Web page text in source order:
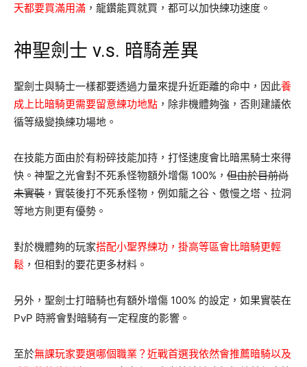
天都要買滿用滿 ，龍鑽能買就買，都可以加快練功速度。
神聖劍士 v.s. 暗騎差異
聖劍士與騎士一樣都要透過力量來提升近距離的命中，因此養
成上比暗騎更需要留意練功地點 ，除非機體夠強，否則建議依
循等級變換練功場地。
在技能方面由於有粉碎技能加持，打怪速度會比暗黑騎士來得
快。神聖之光會對不死系怪物額外增傷 100%， 但由於目前尚
未實裝 ，實裝後打不死系怪物，例如龍之谷、傲慢之塔、拉洞
等地方則更有優勢。
對於機體夠的玩家搭配小聖界練功，掛高等區會比暗騎更輕
鬆 ，但相對的要花更多材料。
另外，聖劍士打暗騎也有額外增傷 100% 的設定，如果實裝在
PvP 時將會對暗騎有一定程度的影響。
至於無課玩家要選哪個職業？近戰首選我依然會推薦暗騎以及